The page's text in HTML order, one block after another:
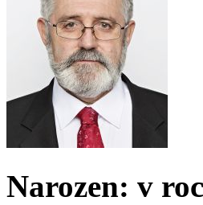
Narozen: v